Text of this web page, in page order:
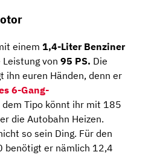
einem 1,4-Liter Benziner
von 95 PS. Die
ihn euren Händen, denn er
6-Gang-
dem Tipo könnt ihr mit 185
die Autobahn Heizen.
so sein Ding. Für den
benötigt er nämlich 12,4